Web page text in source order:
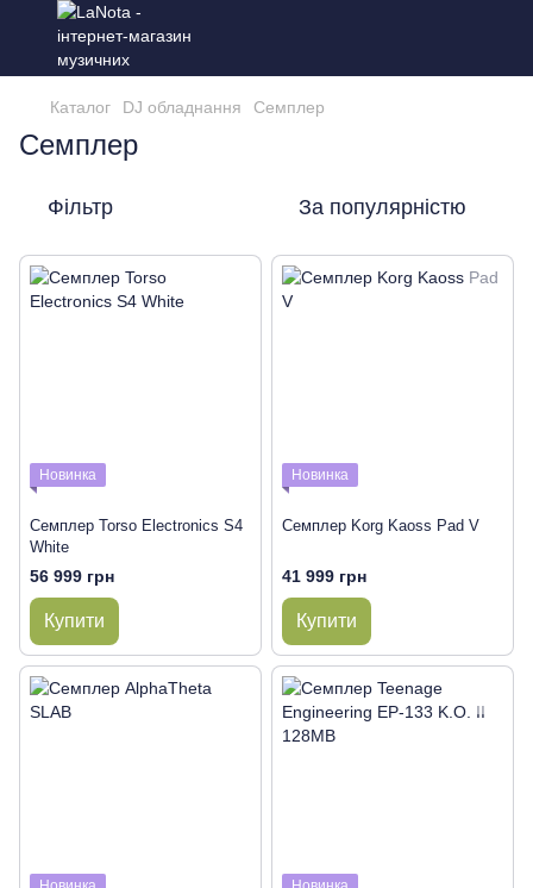
Каталог DJ обладнання Семплер
Семплер
Фільтр За популярністю
Новинка
Семплер Torso Electronics S4
White
56 999 грн
Купити
Новинка
Семплер Korg Kaoss Pad V
41 999 грн
Купити